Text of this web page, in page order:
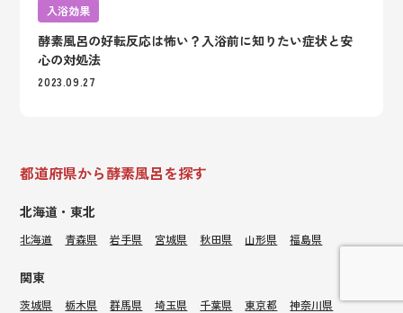
入浴効果
酵素風呂の好転反応は怖い？入浴前に知りたい症状と安
心の対処法
2023.09.27
都道府県から酵素風呂を探す
北海道・東北
北海道 青森県 岩手県 宮城県 秋田県 山形県 福島県
関東
茨城県 栃木県 群馬県 埼玉県 千葉県 東京都 神奈川県